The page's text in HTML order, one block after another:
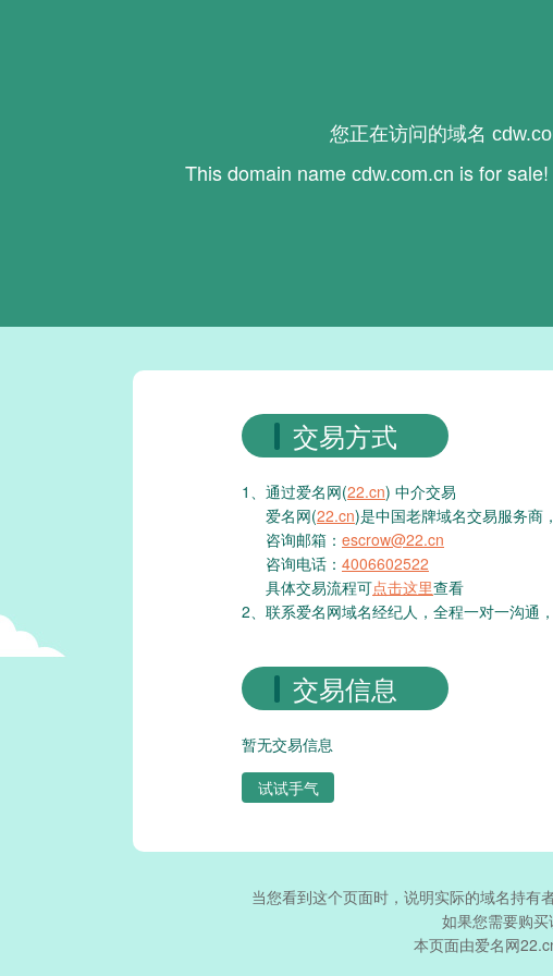
您正在访问的域名
This domain name cdw.com.cn is for
交易方式
1、通过爱名网(22.cn) 中介交易
爱名网(22.cn)是中国老牌域名交易服务商，
咨询邮箱： escrow@22.cn
咨询电话： 4006602522
具体交易流程可点击这里查看
2、联系爱名网域名经纪人，全程一对一沟通
交易信息
暂无交易信息
试试手气
当您看到这个页面时，说明实际的域名持有
如果您需要购买
本页面由爱名网